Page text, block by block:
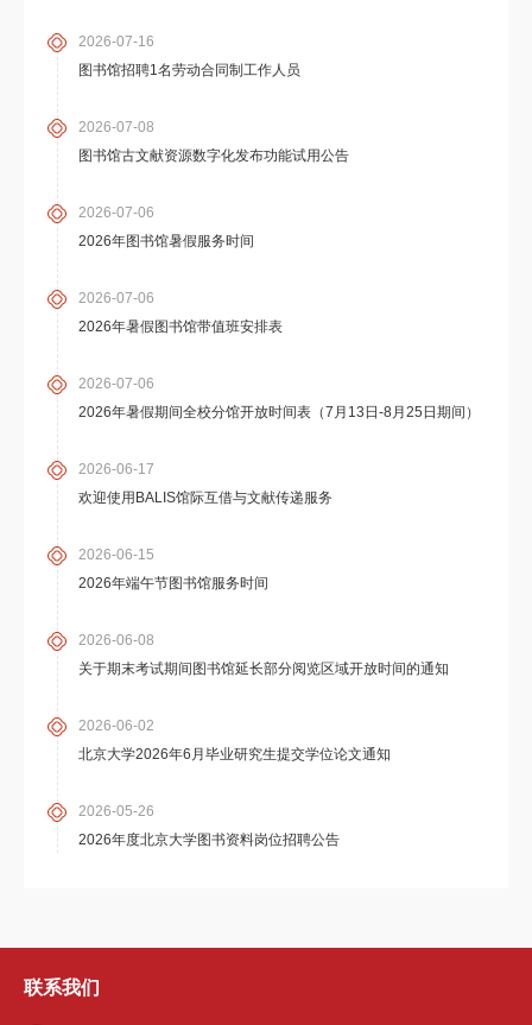
2026-07-16
图书馆招聘1名劳动合同制工作人员
2026-07-08
图书馆古文献资源数字化发布功能试用公告
2026-07-06
2026年图书馆暑假服务时间
2026-07-06
2026年暑假图书馆带值班安排表
2026-07-06
2026年暑假期间全校分馆开放时间表（7月13日-8月25日期间）
2026-06-17
欢迎使用BALIS馆际互借与文献传递服务
2026-06-15
2026年端午节图书馆服务时间
2026-06-08
关于期末考试期间图书馆延长部分阅览区域开放时间的通知
2026-06-02
北京大学2026年6月毕业研究生提交学位论文通知
2026-05-26
2026年度北京大学图书资料岗位招聘公告
联系我们